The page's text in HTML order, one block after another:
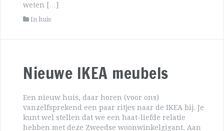
weten […]
In huis
Nieuwe IKEA meubels
Een nieuw huis, daar horen (voor ons)
vanzelfsprekend een paar ritjes naar de IKEA bij. Je
kunt wel stellen dat we een haat-liefde relatie
hebben met deze Zweedse woonwinkelgigant. Aan